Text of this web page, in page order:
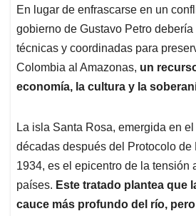
En lugar de enfrascarse en un
gobierno de Gustavo Petro
técnicas y coordinadas para
Colombia al Amazonas, un
economía, la cultura y la
La isla Santa Rosa, emergida en
décadas después del Protocolo de
1934, es el epicentro de la tensión
países. Este tratado plantea que
cauce más profundo del río,